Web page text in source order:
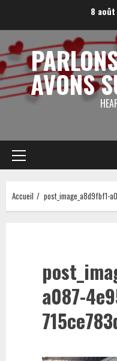
8
AVONS
Menu
principal
Accueil post_image_a8d9fbf1-
a087-